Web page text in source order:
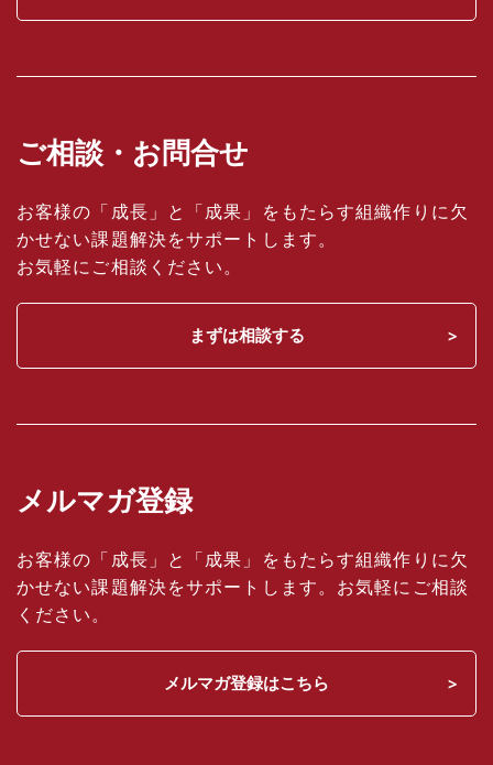
ご相談・お問合せ
お客様の「成長」と「成果」をもたらす組織作りに欠
かせない課題解決をサポートします。
お気軽にご相談ください。
まずは相談する
メルマガ登録
お客様の「成長」と「成果」をもたらす組織作りに欠
かせない課題解決をサポートします。お気軽にご相談
ください。
メルマガ登録はこちら